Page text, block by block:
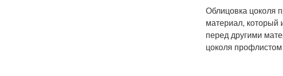
Облицовка цоколя
материал, который
перед другими
цоколя